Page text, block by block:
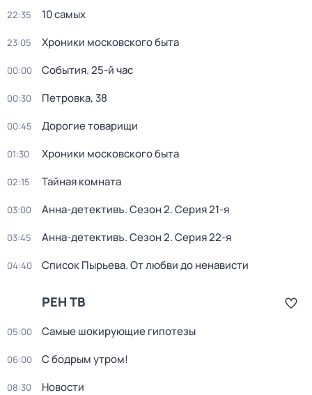
22:35 10 самых
23:05 Хроники московского быта
00:00 События. 25-й час
00:30 Петровка, 38
00:45 Дорогие товарищи
01:30 Хроники московского быта
02:15 Тайная комната
03:00 Анна-детективъ. Сезон 2. Серия 21-я
03:45 Анна-детективъ. Сезон 2. Серия 22-я
04:40 Список Пырьева. От любви до ненависти
РЕН ТВ
05:00 Самые шoкиpующие гипотезы
06:00 С бодрым утром!
08:30 Новости